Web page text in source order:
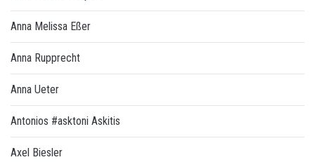
Anna Melissa Eßer
Anna Rupprecht
Anna Ueter
Antonios #asktoni Askitis
Axel Biesler